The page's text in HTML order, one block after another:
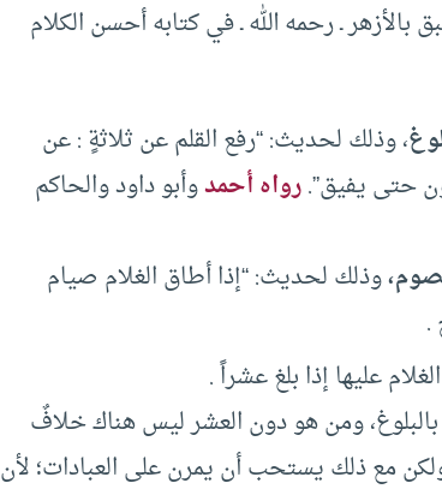
ـ رحمه الله ـ في كتابه أحسن الكلام
، وذلك لحديث: “رفع القلم عن ثلاثةٍ : عن
حتى يفيق”.رواه أحمدوأبو داود والحاكم
وذلك لحديث: “إذا أطاق الغلام صيام
.
عليها إذا بلغ عشراً .
ومن هو دون العشر ليس هناك خلافٌ
مع ذلك يستحب أن يمرن على العبادات؛ لأن